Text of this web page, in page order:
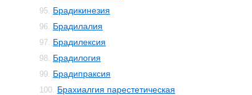
95. Брадикинезия
96. Брадилалия
97. Брадилексия
98. Брадилогия
99. Брадипраксия
100. Брахиалгия парестетическая